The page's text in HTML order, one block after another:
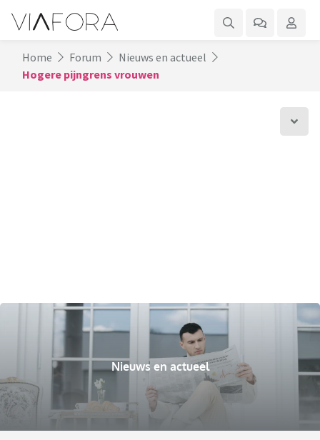
Home Forum
Nieuws en actueel
Hogere pijngrens vrouwen
Nieuws en actueel